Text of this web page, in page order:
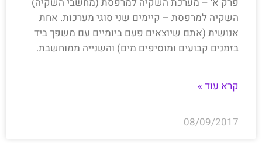
השקיה למרפסת – קיימים שני סוגי מערכות. אחת
אנושית (אתם שיוצאים פעם ביומיים עם משפך ביד
בזמנים קבועים ומוסיפים מים) והשנייה ממוחשבת.
קרא עוד »
08/09/2017